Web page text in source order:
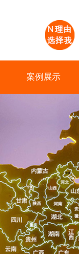
案例展示